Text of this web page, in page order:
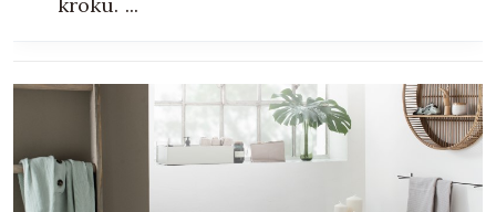
kroku. ...